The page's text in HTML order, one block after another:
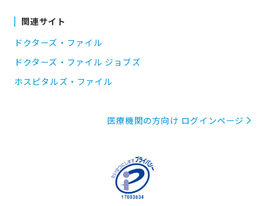
関連サイト
ドクターズ・ファイル
ドクターズ・ファイル ジョブズ
ホスピタルズ・ファイル
医療機関の方向け ログインページ